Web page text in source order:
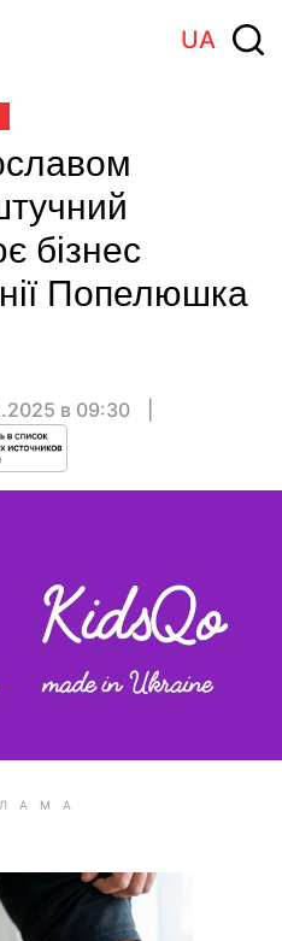
UA
бізнес
Попелюшка
в 09:30